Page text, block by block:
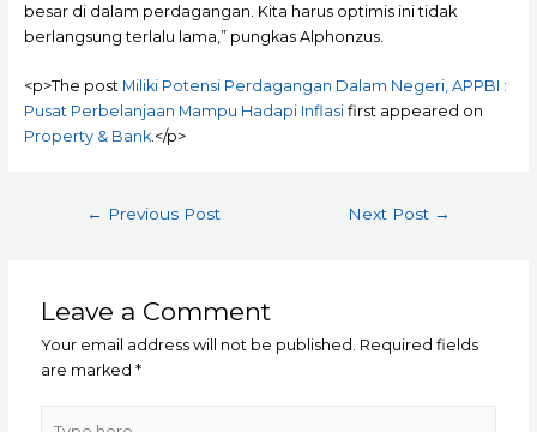
besar di dalam perdagangan. Kita harus optimis ini tidak
berlangsung terlalu lama,” pungkas Alphonzus.
<p>The post Miliki Potensi Perdagangan Dalam Negeri, APPBI :
Pusat Perbelanjaan Mampu Hadapi Inflasifirst appeared on
Property & Bank.</p>
← Previous Post Next Post →
Leave a Comment
Your email address will not be published. Required fields
are marked*